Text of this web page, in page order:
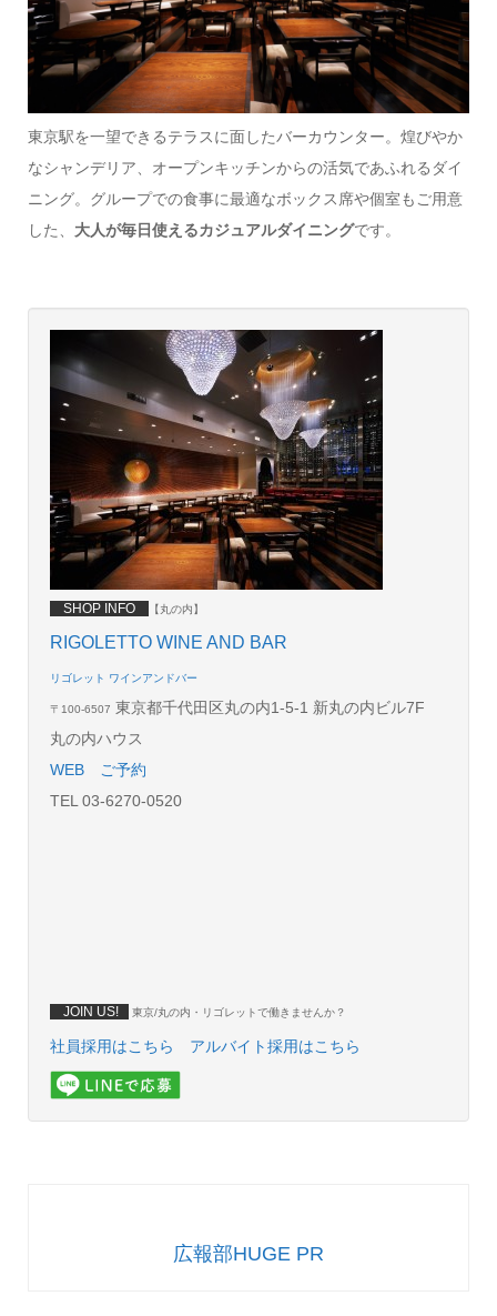
東京駅を一望できるテラスに面したバーカウンター。煌びやか
なシャンデリア、オープンキッチンからの活気であふれるダイ
ニング。グループでの食事に最適なボックス席や個室もご用意
した、 大人が毎日使えるカジュアルダイニングです。
SHOP INFO 【丸の内】
RIGOLETTO WINE AND BAR
リゴレット ワインアンドバー
〒100-6507 東京都千代田区丸の内1-5-1 新丸の内ビル7F
丸の内ハウス
WEB
ご予約
TEL 03-6270-0520
JOIN US! 東京/丸の内・リゴレットで働きませんか？
社員採用はこちら アルバイト採用はこちら
広報部HUGE PR